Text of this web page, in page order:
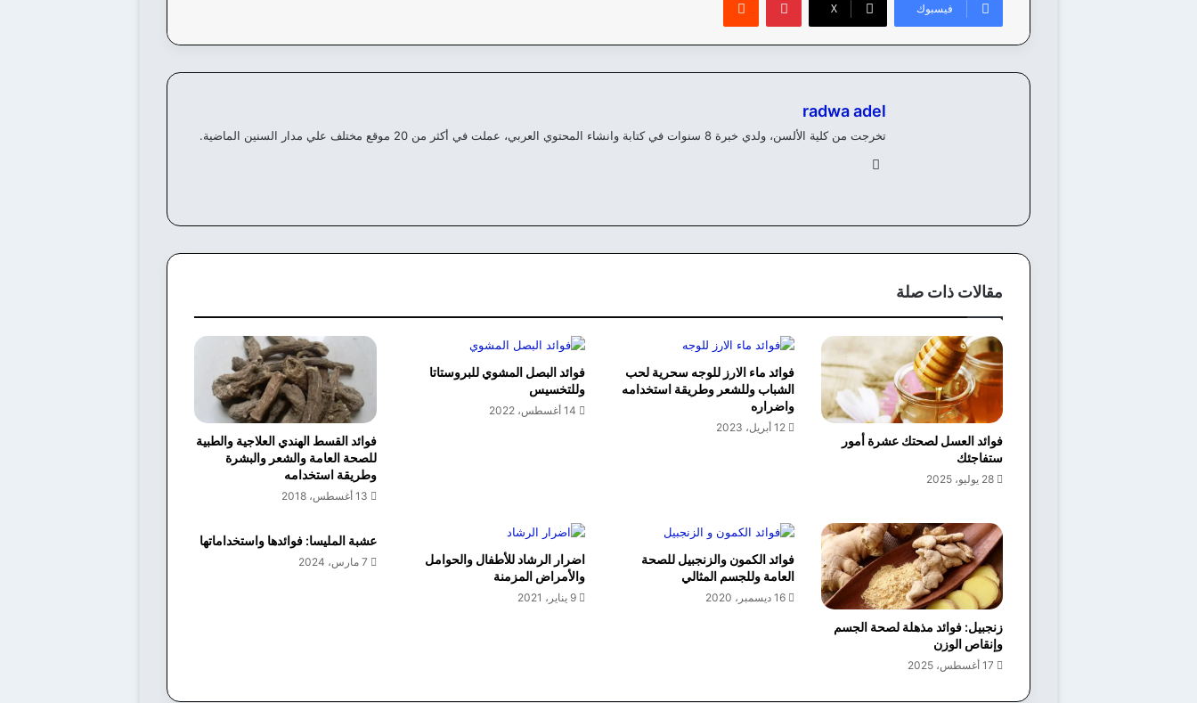
فيسبوك ‫X
radwa adel
تخرجت من كلية الألسن، ولدي خبرة 8 سنوات في كتابة وانشاء المحتوي العربي، عملت في أكثر من 20 موقع مختلف علي مدار السنين الماضية.
مقالات ذات صلة
فوائد العسل لصحتك عشرة أمور
ستفاجئك
28 يوليو، 2025
فوائد ماء الارز للوجه سحرية لحب
الشباب وللشعر وطريقة استخدامه
واضراره
12 أبريل، 2023
فوائد البصل المشوي للبروستاتا
وللتخسيس
14 أغسطس، 2022
فوائد القسط الهندي العلاجية والطبية
للصحة العامة والشعر والبشرة
وطريقة استخدامه
13 أغسطس، 2018
زنجبيل: فوائد مذهلة لصحة الجسم
وإنقاص الوزن
17 أغسطس، 2025
فوائد الكمون والزنجبيل للصحة
العامة وللجسم المثالي
16 ديسمبر، 2020
اضرار الرشاد للأطفال والحوامل
والأمراض المزمنة
9 يناير، 2021
عشبة المليسا: فوائدها واستخداماتها
7 مارس، 2024